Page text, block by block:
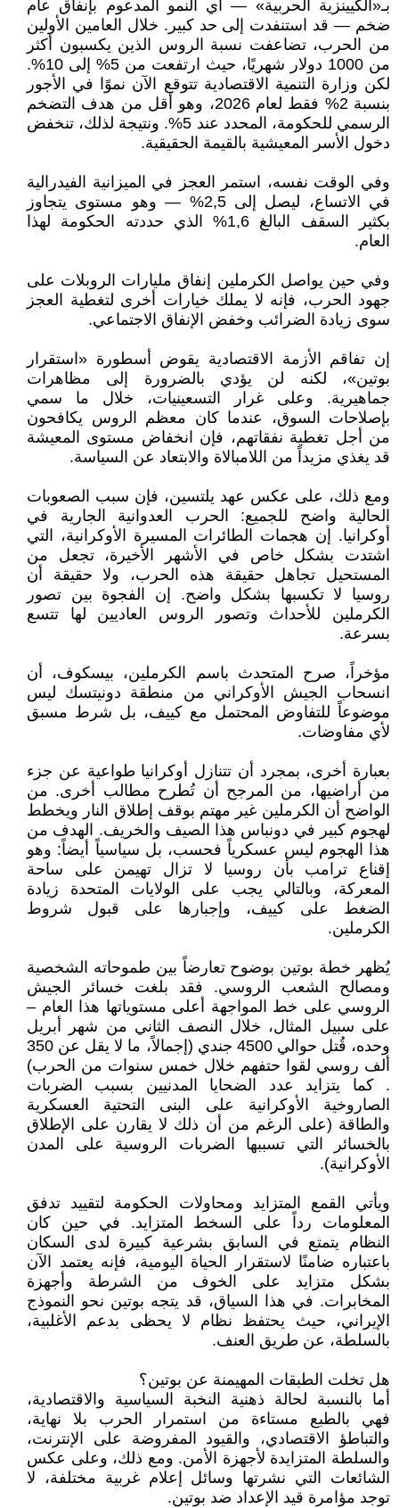
بـ«الكيينزية الحربية» — أي النمو المدعوم بإنفاق عام
ضخم — قد استنفدت إلى حد كبير. خلال العامين الأولين
من الحرب، تضاعفت نسبة الروس الذين يكسبون أكثر
من 1000 دولار شهريًا، حيث ارتفعت من 5% إلى 10%.
لكن وزارة التنمية الاقتصادية تتوقع الآن نموًا في الأجور
بنسبة 2% فقط لعام 2026، وهو أقل من هدف التضخم
الرسمي للحكومة، المحدد عند 5%. ونتيجة لذلك، تنخفض
دخول الأسر المعيشية بالقيمة الحقيقية.
وفي الوقت نفسه، استمر العجز في الميزانية الفيدرالية
في الاتساع، ليصل إلى 2,5% — وهو مستوى يتجاوز
بكثير السقف البالغ 1,6% الذي حددته الحكومة لهذا
العام.
وفي حين يواصل الكرملين إنفاق مليارات الروبلات على
جهود الحرب، فإنه لا يملك خيارات أخرى لتغطية العجز
سوى زيادة الضرائب وخفض الإنفاق الاجتماعي.
إن تفاقم الأزمة الاقتصادية يقوض أسطورة «استقرار
بوتين»، لكنه لن يؤدي بالضرورة إلى مظاهرات
جماهيرية. وعلى غرار التسعينيات، خلال ما سمي
بإصلاحات السوق، عندما كان معظم الروس يكافحون
من أجل تغطية نفقاتهم، فإن انخفاض مستوى المعيشة
قد يغذي مزيداً من اللامبالاة والابتعاد عن السياسة.
ومع ذلك، على عكس عهد يلتسين، فإن سبب الصعوبات
الحالية واضح للجميع: الحرب العدوانية الجارية في
أوكرانيا. إن هجمات الطائرات المسيرة الأوكرانية، التي
اشتدت بشكل خاص في الأشهر الأخيرة، تجعل من
المستحيل تجاهل حقيقة هذه الحرب، ولا حقيقة أن
روسيا لا تكسبها بشكل واضح. إن الفجوة بين تصور
الكرملين للأحداث وتصور الروس العاديين لها تتسع
بسرعة.
مؤخراً، صرح المتحدث باسم الكرملين، بيسكوف، أن
انسحاب الجيش الأوكراني من منطقة دونيتسك ليس
موضوعاً للتفاوض المحتمل مع كييف، بل شرط مسبق
لأي مفاوضات.
بعبارة أخرى، بمجرد أن تتنازل أوكرانيا طواعية عن جزء
من أراضيها، من المرجح أن تُطرح مطالب أخرى. من
الواضح أن الكرملين غير مهتم بوقف إطلاق النار ويخطط
لهجوم كبير في دونباس هذا الصيف والخريف. الهدف من
هذا الهجوم ليس عسكرياً فحسب، بل سياسياً أيضاً: وهو
إقناع ترامب بأن روسيا لا تزال تهيمن على ساحة
المعركة، وبالتالي يجب على الولايات المتحدة زيادة
الضغط على كييف، وإجبارها على قبول شروط
الكرملين.
يُظهر خطة بوتين بوضوح تعارضاً بين طموحاته الشخصية
ومصالح الشعب الروسي. فقد بلغت خسائر الجيش
الروسي على خط المواجهة أعلى مستوياتها هذا العام –
على سبيل المثال، خلال النصف الثاني من شهر أبريل
وحده، قُتل حوالي 4500 جندي (إجمالاً، ما لا يقل عن 350
ألف روسي لقوا حتفهم خلال خمس سنوات من الحرب)
. كما يتزايد عدد الضحايا المدنيين بسبب الضربات
الصاروخية الأوكرانية على البنى التحتية العسكرية
والطاقة (على الرغم من أن ذلك لا يقارن على الإطلاق
بالخسائر التي تسببها الضربات الروسية على المدن
الأوكرانية).
ويأتي القمع المتزايد ومحاولات الحكومة لتقييد تدفق
المعلومات رداً على السخط المتزايد. في حين كان
النظام يتمتع في السابق بشرعية كبيرة لدى السكان
باعتباره ضامنًا لاستقرار الحياة اليومية، فإنه يعتمد الآن
بشكل متزايد على الخوف من الشرطة وأجهزة
المخابرات. في هذا السياق، قد يتجه بوتين نحو النموذج
الإيراني، حيث يحتفظ نظام لا يحظى بدعم الأغلبية،
بالسلطة، عن طريق العنف.
هل تخلت الطبقات المهيمنة عن بوتين؟
أما بالنسبة لحالة ذهنية النخبة السياسية والاقتصادية،
فهي بالطبع مستاءة من استمرار الحرب بلا نهاية،
والتباطؤ الاقتصادي، والقيود المفروضة على الإنترنت،
والسلطة المتزايدة لأجهزة الأمن. ومع ذلك، وعلى عكس
الشائعات التي نشرتها وسائل إعلام غربية مختلفة، لا
توجد مؤامرة قيد الإعداد ضد بوتين.